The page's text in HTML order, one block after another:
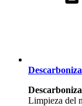
Limpieza del